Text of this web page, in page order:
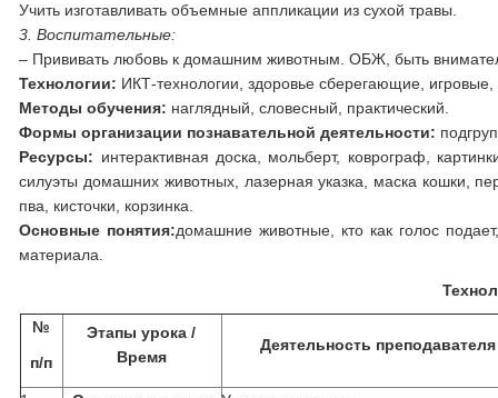
Учить изготавливать объемные аппликации из сухой травы.
3. Воспитательные:
– Прививать любовь к домашним животным. ОБЖ, быть
Технологии: ИКТ-технологии, здоровье сберегающие,
Методы обучения: наглядный, словесный, практический.
Формы организации познавательной деятельности:
Ресурсы: интерактивная доска, мольберт, коврограф,
силуэты домашних животных, лазерная указка, маска кошки,
пва, кисточки, корзинка.
Основные понятия:домашние животные, кто как голос
материала.
№
п/п
Этапы урока /
Время
Деятельность преподавателя